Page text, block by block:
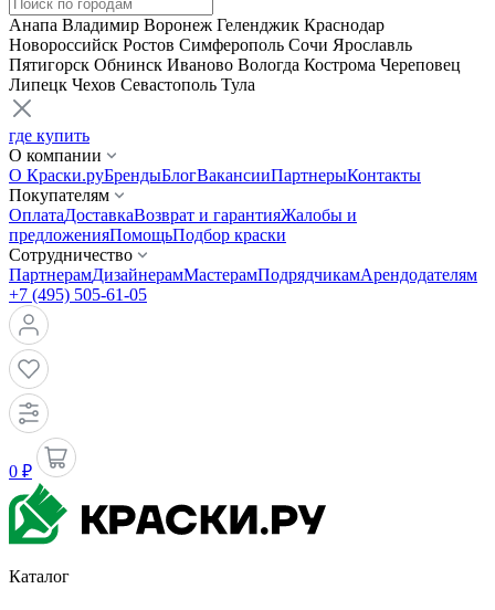
Анапа Владимир Воронеж Геленджик Краснодар
Новороссийск Ростов Симферополь Сочи Ярославль
Пятигорск Обнинск Иваново Вологда Кострома Череповец
Липецк Чехов Севастополь Тула
где купить
О компании
О Краски.руБрендыБлогВакансииПартнерыКонтакты
Покупателям
ОплатаДоставкаВозврат и гарантияЖалобы и
предложенияПомощьПодбор краски
Сотрудничество
ПартнерамДизайнерамМастерамПодрядчикамАрендодателям
+7 (495) 505-61-05
0 ₽
Каталог